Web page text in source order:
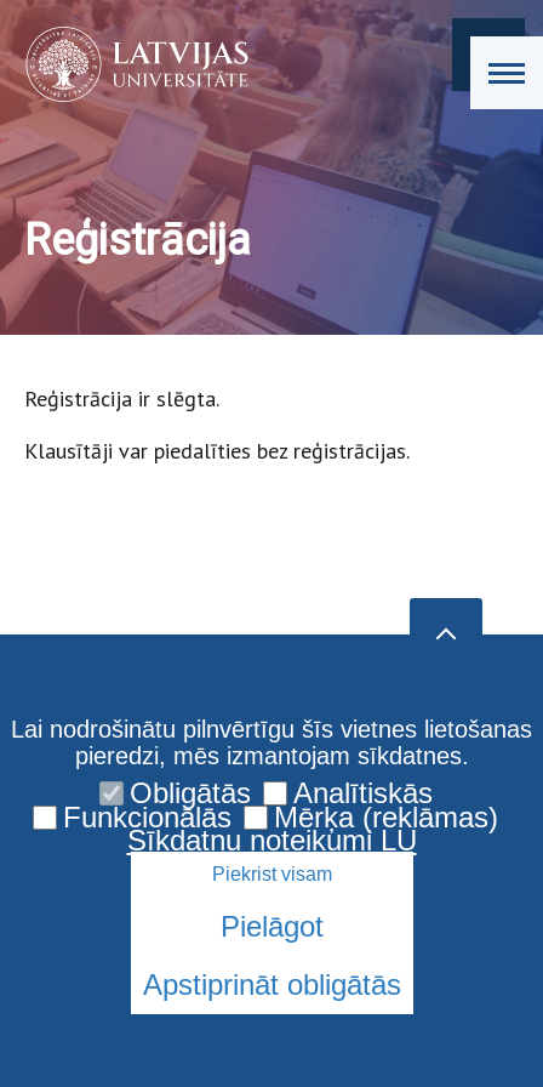
Reģistrācija
Reģistrācija ir slēgta.
Klausītāji var piedalīties bez reģistrācijas.
© 2026 Latvijas Universitāte. Visas tiesības aizsargātas
Lai nodrošinātu pilnvērtīgu šīs vietnes lietošanas
pieredzi, mēs izmantojam sīkdatnes.
Obligātās Analītiskās
Funkcionālās Mērķa (reklāmas)
Sīkdatņu noteikumi LU
Piekrist visam
Pielāgot
Apstiprināt obligātās